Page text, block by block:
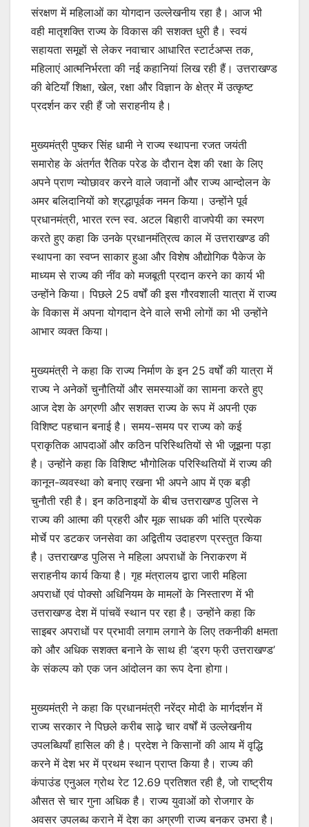
संरक्षण में महिलाओं का योगदान उल्लेखनीय रहा है। आज भी
वही मातृशक्ति राज्य के विकास की सशक्त धुरी है। स्वयं
सहायता समूहों से लेकर नवाचार आधारित स्टार्टअप्स तक,
महिलाएं आत्मनिर्भरता की नई कहानियां लिख रही हैं। उत्तराखण्ड
की बेटियाँ शिक्षा, खेल, रक्षा और विज्ञान के क्षेत्र में उत्कृष्ट
प्रदर्शन कर रही हैं जो सराहनीय है।
मुख्यमंत्री पुष्कर सिंह धामी ने राज्य स्थापना रजत जयंती
समारोह के अंतर्गत रैतिक परेड के दौरान देश की रक्षा के लिए
अपने प्राण न्योछावर करने वाले जवानों और राज्य आन्दोलन के
अमर बलिदानियों को श्रद्धापूर्वक नमन किया। उन्होंने पूर्व
प्रधानमंत्री, भारत रत्न स्व. अटल बिहारी वाजपेयी का स्मरण
करते हुए कहा कि उनके प्रधानमंत्रित्व काल में उत्तराखण्ड की
स्थापना का स्वप्न साकार हुआ और विशेष औद्योगिक पैकेज के
माध्यम से राज्य की नींव को मजबूती प्रदान करने का कार्य भी
उन्होंने किया। पिछले 25 वर्षों की इस गौरवशाली यात्रा में राज्य
के विकास में अपना योगदान देने वाले सभी लोगों का भी उन्होंने
आभार व्यक्त किया।
मुख्यमंत्री ने कहा कि राज्य निर्माण के इन 25 वर्षों की यात्रा में
राज्य ने अनेकों चुनौतियों और समस्याओं का सामना करते हुए
आज देश के अग्रणी और सशक्त राज्य के रूप में अपनी एक
विशिष्ट पहचान बनाई है। समय-समय पर राज्य को कई
प्राकृतिक आपदाओं और कठिन परिस्थितियों से भी जूझना पड़ा
है। उन्होंने कहा कि विशिष्ट भौगोलिक परिस्थितियों में राज्य की
कानून-व्यवस्था को बनाए रखना भी अपने आप में एक बड़ी
चुनौती रही है। इन कठिनाइयों के बीच उत्तराखण्ड पुलिस ने
राज्य की आत्मा की प्रहरी और मूक साधक की भांति प्रत्येक
मोर्चे पर डटकर जनसेवा का अद्वितीय उदाहरण प्रस्तुत किया
है। उत्तराखण्ड पुलिस ने महिला अपराधों के निराकरण में
सराहनीय कार्य किया है। गृह मंत्रालय द्वारा जारी महिला
अपराधों एवं पोक्सो अधिनियम के मामलों के निस्तारण में भी
उत्तराखण्ड देश में पांचवें स्थान पर रहा है। उन्होंने कहा कि
साइबर अपराधों पर प्रभावी लगाम लगाने के लिए तकनीकी क्षमता
को और अधिक सशक्त बनाने के साथ ही ‘ड्रग फ्री उत्तराखण्ड’
के संकल्प को एक जन आंदोलन का रूप देना होगा।
मुख्यमंत्री ने कहा कि प्रधानमंत्री नरेंद्र मोदी के मार्गदर्शन में
राज्य सरकार ने पिछले करीब साढ़े चार वर्षों में उल्लेखनीय
उपलब्धियाँ हासिल की है। प्रदेश ने किसानों की आय में वृद्धि
करने में देश भर में प्रथम स्थान प्राप्त किया है। राज्य की
कंपाउंड एनुअल ग्रोथ रेट 12.69 प्रतिशत रही है, जो राष्ट्रीय
औसत से चार गुना अधिक है। राज्य युवाओं को रोजगार के
अवसर उपलब्ध कराने में देश का अग्रणी राज्य बनकर उभरा है।